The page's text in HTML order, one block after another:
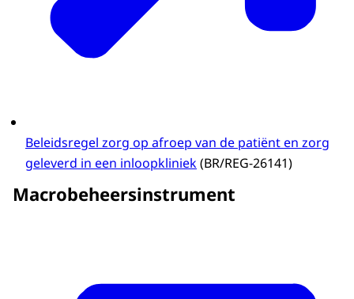
Beleidsregel zorg op afroep van de patiënt en zorg
geleverd in een inloopkliniek(BR/REG-26141)
Macrobeheersinstrument